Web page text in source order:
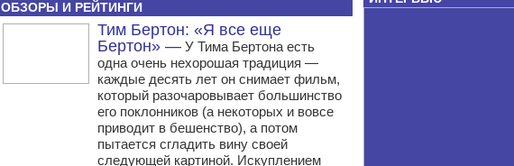
ОБЗОРЫ И РЕЙТИНГИ
Тим Бертон: «Я все еще
Бертон» —У Тима Бертона есть
одна очень нехорошая традиция —
каждые десять лет он снимает фильм,
который разочаровывает большинство
его поклонников (а некоторых и вовсе
приводит в бешенство), а потом
пытается сгладить вину своей
следующей картиной. Искуплением